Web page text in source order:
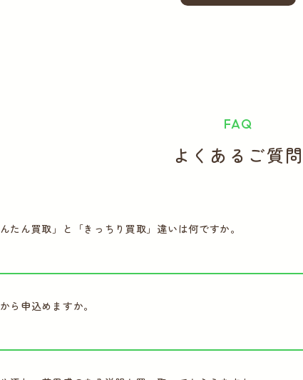
FAQ
よくあるご質問
んたん買取」と「きっちり買取」違いは何ですか。
ら申込めますか。